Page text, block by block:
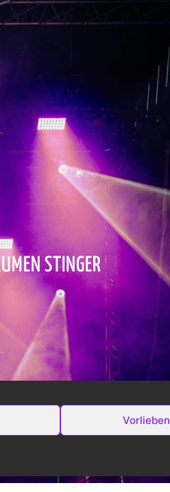
Vorlieben
STINGER